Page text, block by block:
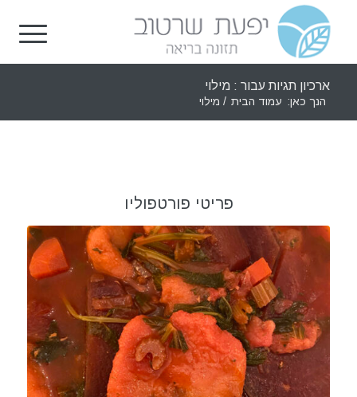
ארכיון תגיות עבור : מילוי
הנך כאן: עמוד הבית / מילוי
פריטי פורטפוליו